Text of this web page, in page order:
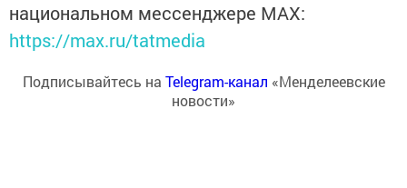
национальном мессенджере MАХ:
https://max.ru/tatmedia
Подписывайтесь на Telegram-канал «Менделеевские
новости»